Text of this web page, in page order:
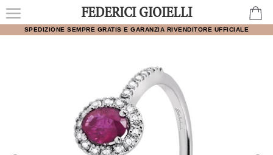
FEDERICI GIOIELLI
SPEDIZIONE SEMPRE GRATIS E GARANZIA RIVENDITORE UFFICIALE